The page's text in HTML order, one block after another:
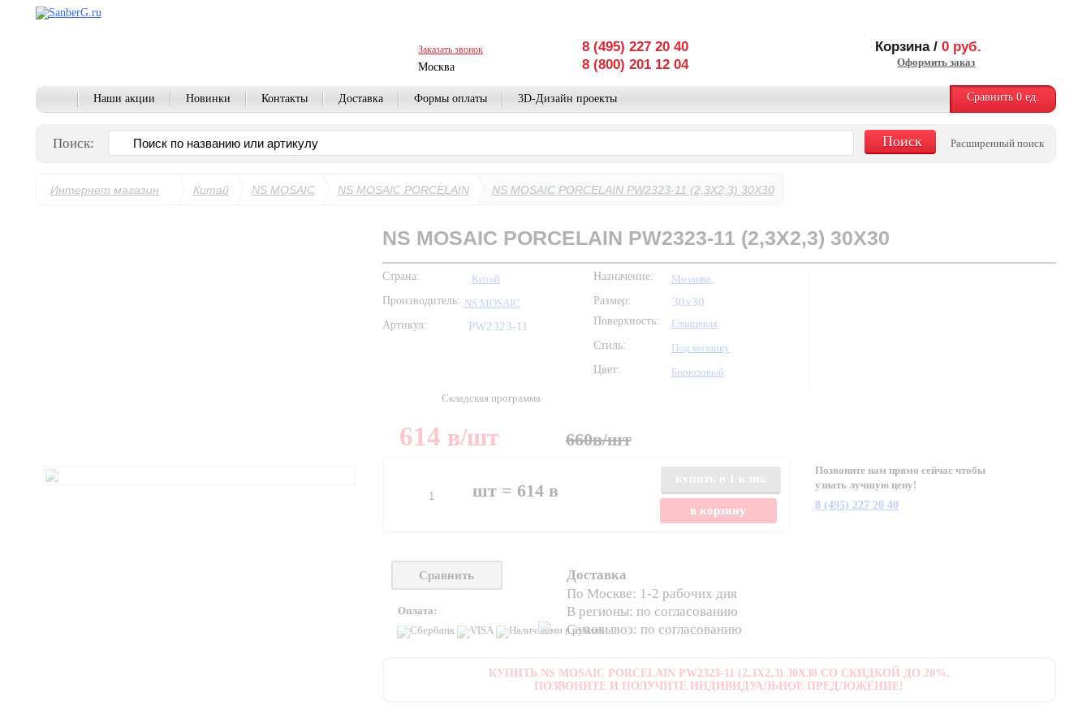
Заказать звонок
Москва
8 (495) 227 20 40
8 (800) 201 12 04
Корзина /0 руб.
Оформить заказ
Наши акции Новинки Контакты Доставка Формы оплаты 3D-Дизайн проекты Сравнить 0ед.
Поиск: Расширенный поиск
Интернет магазин Китай NS MOSAIC NS MOSAIC PORCELAIN NS MOSAIC PORCELAIN PW2323-11 (2,3X2,3) 30X30
NS MOSAIC PORCELAIN PW2323-11 (2,3X2,3) 30X30
Страна:
Китай
Производитель: NS MOSAIC
Артикул:
PW2323-11
Назначение:
Мозаика
Размер:
30x30
Поверхность:
Глянцевая
Стиль:
Под мозаику
Цвет:
Бирюзовый
Складская программа
614 в/шт 660в/шт
шт = 614в
купить в 1 клик
в корзину
Позвоните нам прямо сейчас чтобы
узнать лучшую цену!
8 (495) 227 20 40
Сравнить
Оплата:
Доставка
По Москве: 1-2 рабочих дня
В регионы: по согласованию
Самовывоз: по согласованию
КУПИТЬ NS MOSAIC PORCELAIN PW2323-11 (2,3X2,3) 30X30 СО СКИДКОЙ ДО 20%.
ПОЗВОНИТЕ И ПОЛУЧИТЕ ИНДИВИДУАЛЬНОЕ ПРЕДЛОЖЕНИЕ!